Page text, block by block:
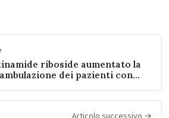
riboside aumentato la
dei pazienti con